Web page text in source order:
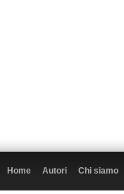
Home Autori Chi siamo